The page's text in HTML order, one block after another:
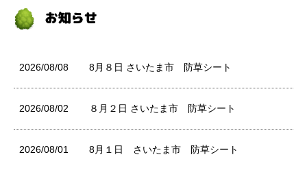
2026/08/08 8月８日 さいたま市 防草シート
2026/08/02 ８月２日 さいたま市 防草シート
2026/08/01 8月１日 さいたま市 防草シート